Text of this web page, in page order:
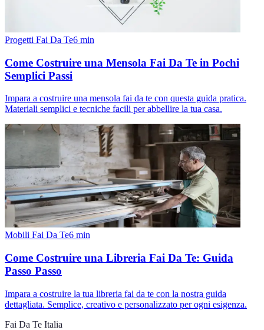
Progetti Fai Da Te6 min
Come Costruire una Mensola Fai Da Te in Pochi
Semplici Passi
Impara a costruire una mensola fai da te con questa guida pratica.
Materiali semplici e tecniche facili per abbellire la tua casa.
Mobili Fai Da Te6 min
Come Costruire una Libreria Fai Da Te: Guida
Passo Passo
Impara a costruire la tua libreria fai da te con la nostra guida
dettagliata. Semplice, creativo e personalizzato per ogni esigenza.
Fai Da Te Italia